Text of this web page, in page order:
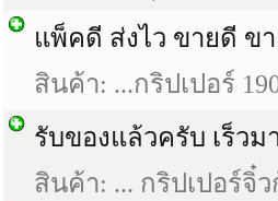
แพ็คดี ส่งไว ขายดี ข
สินค้า: ...กริปเปอร์
รับของแล้วครับ เร็วม
สินค้า: ... กริปเปอร์จิ๋